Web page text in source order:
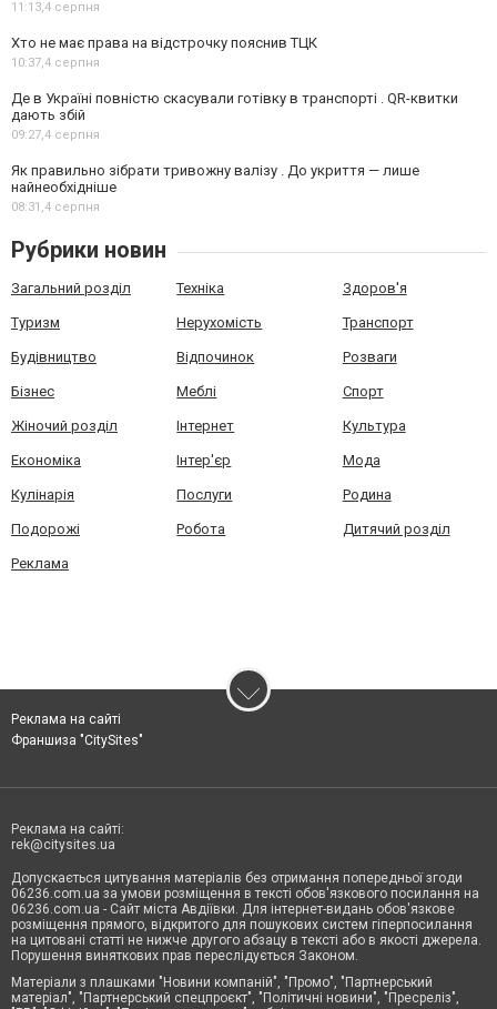
11:13,4 серпня
Хто не має права на відстрочку пояснив ТЦК
10:37,4 серпня
Де в Україні повністю скасували готівку в транспорті . QR-квитки
дають збій
09:27,4 серпня
Як правильно зібрати тривожну валізу . До укриття — лише
найнеобхідніше
08:31,4 серпня
Рубрики новин
Загальний розділ Техніка Здоров'я
Туризм Нерухомість Транспорт
Будівництво Відпочинок Розваги
Бізнес Меблі Спорт
Жіночий розділ Інтернет Культура
Економіка Інтер'єр Мода
Кулінарія Послуги Родина
Подорожі Робота Дитячий розділ
Реклама
Реклама на сайті
Франшиза "CitySites"
Реклама на сайті:
rek@citysites.ua
Допускається цитування матеріалів без отримання попередньої згоди
06236.com.ua за умови розміщення в тексті обов'язкового посилання на
06236.com.ua - Сайт міста Авдіївки. Для інтернет-видань обов'язкове
розміщення прямого, відкритого для пошукових систем гіперпосилання
на цитовані статті не нижче другого абзацу в тексті або в якості джерела.
Порушення виняткових прав переслідується Законом.
Матеріали з плашками "Новини компаній", "Промо", "Партнерський
матеріал", "Партнерський спецпроєкт", "Політичні новини", "Пресреліз",